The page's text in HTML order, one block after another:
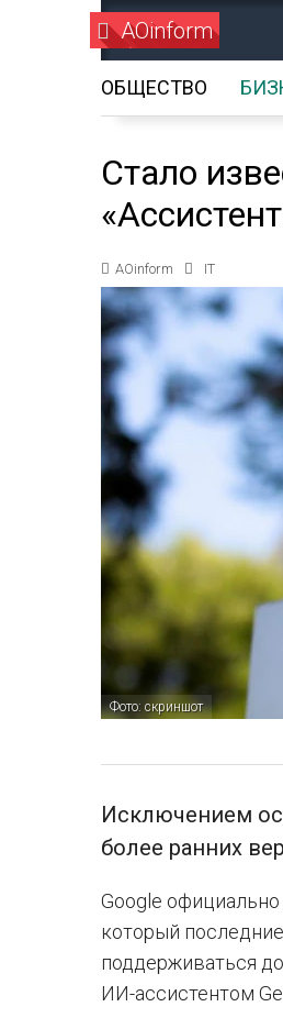
AOinform
ОБЩЕСТВО
Стало
AOinform IT
Фото: скриншот
Исключением
более ранних
Google
который
поддерживаться
ИИ-ассистентом